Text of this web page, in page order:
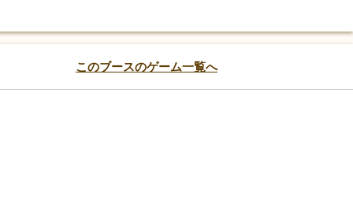
このブースのゲーム一覧へ